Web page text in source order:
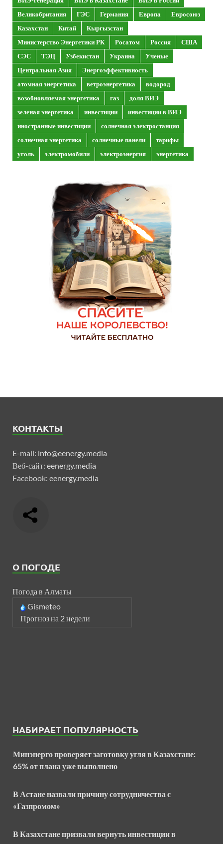
Великобритания
ГЭС Германия Европа
Евросоюз
Казахстан
Китай
Кыргызстан
Министерство Энергетики РК
Росатом Россия
США
СЭС
ТЭЦ Узбекистан Украина
Ученые
Центральная Азия
Энергоэффективность
атомная энергетика
ветроэнергетика
водород
возобновляемая энергетика
газ
доля ВИЭ
зеленая энергетика
инвестиции
инвестиции в ВИЭ
иностранные инвестиции
солнечная электростанция
солнечная энергетика
солнечные панели
тарифы
уголь
электромобили электроэнергия энергетика
КОНТАКТЫ
E-mail: info@eenergy.media
Веб-сайт: eenergy.media
Facebook: eenergy.media
О ПОГОДЕ
Погода в Алматы
Gismeteo
Прогноз на 2 недели
НАБИРАЕТ ПОПУЛЯРНОСТЬ
Минэнерго проверяет заготовку угля в Казахстане:
65% от плана уже выполнено
В Астане назвали причину сотрудничества с
«Газпромом»
В Казахстане призвали вернуть инвестиции в